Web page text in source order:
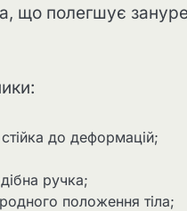
що полегшує
до деформацій;
ручка;
положення тіла;